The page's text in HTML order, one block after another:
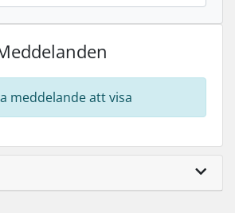
meddelande att visa